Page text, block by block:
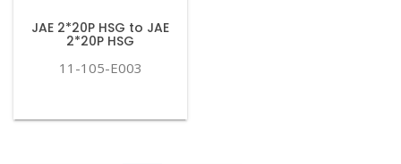
JAE 2*20P HSG to JAE
2*20P HSG
11-105-E003